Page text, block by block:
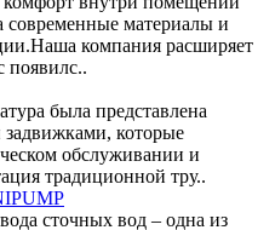
материалы и
компания расширяет
появилс..
была представлена
которые
обслуживании и
традиционной тру..
сточных вод – одна из